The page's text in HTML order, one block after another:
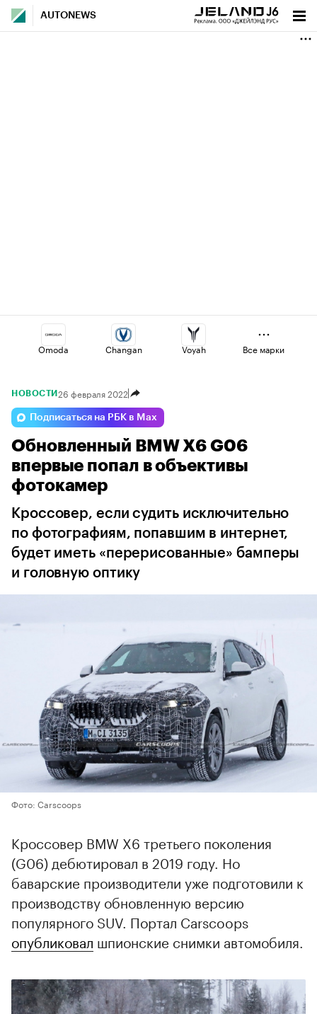
AUTONEWS
Omoda Changan Voyah
Haval Esteo
Lada Geely Jaecoo
Все марки
НОВОСТИ 26 февраля 2022
Подписаться на РБК в Max
Обновленный BMW X6 G06
впервые попал в объективы
фотокамер
Кроссовер, если судить исключительно
по фотографиям, попавшим в интернет,
будет иметь «перерисованные» бамперы
и головную оптику
Фото: Carscoops
Кроссовер BMW X6 третьего поколения
(G06) дебютировал в 2019 году. Но
баварские производители уже подготовили к
производству обновленную версию
популярного SUV. Портал Carscoops
опубликовал шпионские снимки автомобиля.